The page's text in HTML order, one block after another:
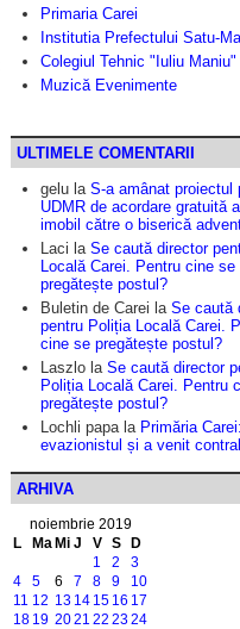
Primaria Carei
Institutia Prefectului Satu-
Colegiul Tehnic "Iuliu Maniu"
Muzică Evenimente
ULTIMELE COMENTARII
gelu la S-a amânat proiectul
UDMR de acordare gratuită
imobil către o biserică
Laci la Se caută director
Locală Carei. Pentru cine se
pregătește postul?
Buletin de Carei la Se caută
pentru Poliția Locală Carei.
cine se pregătește postul?
Laszlo la Se caută director
Poliția Locală Carei. Pentru
pregătește postul?
Lochli papala Primăria
evazionistul și a venit
ARHIVA
noiembrie 2019
L
Ma Mi J V S D
1 2
3
4
5 6 7 8 9
10
11 12 13 14 15 16 17
18 19 2021 22 2324